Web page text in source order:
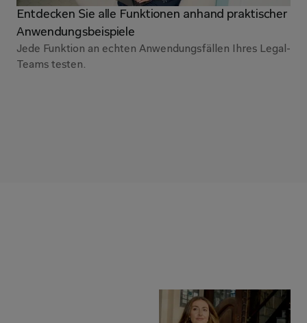
Entdecken Sie alle Funktionen anhand praktischer
Anwendungsbeispiele
Jede Funktion an echten Anwendungsfällen Ihres Legal-
Teams testen.